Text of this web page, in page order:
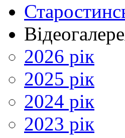
2026 рік
2025 рік
2024 рік
2023 рік